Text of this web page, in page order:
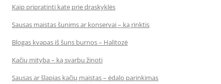
Kaip pripratinti katę prie draskyklės
Sausas maistas šunims ar konservai – ką rinktis
Blogas kvapas iš šuns burnos – Halitozė
Kačių mityba – ką svarbu žinoti
Sausas ar šlapias kačių maistas – ėdalo parinkimas